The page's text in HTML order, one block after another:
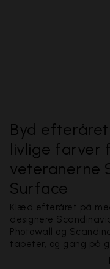
Byd
livlige farver
veteranerne
Surface
Klæd efteråret på
designere
Photowall og
tapeter, og gang på
smukke